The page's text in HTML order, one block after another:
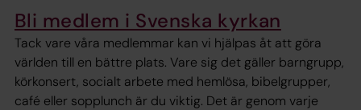
Bli medlem i Svenska kyrkan
Tack vare våra medlemmar kan vi hjälpas åt att göra
världen till en bättre plats. Vare sig det gäller barngrupp,
körkonsert, socialt arbete med hemlösa, bibelgrupper,
café eller sopplunch är du viktig. Det är genom varje